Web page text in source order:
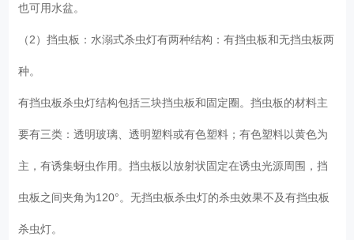
也可用水盆。
（2）挡虫板：水溺式杀虫灯有两种结构：有挡虫板和无挡虫板两
种。
有挡虫板杀虫灯结构包括三块挡虫板和固定圈。挡虫板的材料主
要有三类：透明玻璃、透明塑料或有色塑料；有色塑料以黄色为
主，有诱集蚜虫作用。挡虫板以放射状固定在诱虫光源周围，挡
虫板之间夹角为120°。无挡虫板杀虫灯的杀虫效果不及有挡虫板
杀虫灯。